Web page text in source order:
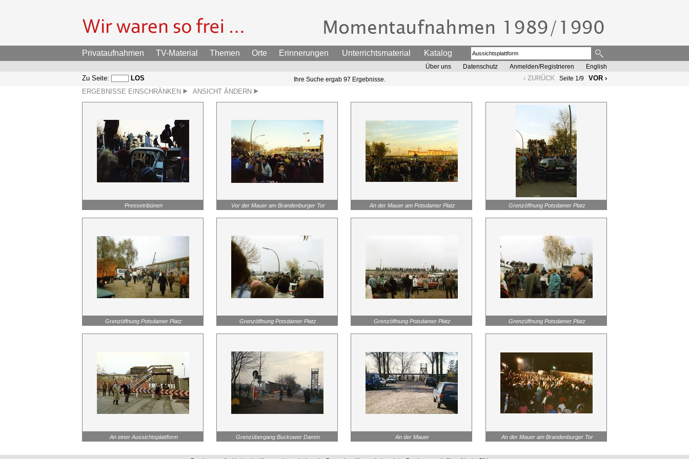
Privataufnahmen TV-Material Themen Orte Erinnerungen Unterrichtsmaterial Katalog
Über uns Datenschutz Anmelden/Registrieren English
‹ ZURÜCK Seite 1/9 VOR ›
Zu Seite: LOS Ihre Suche ergab 97 Ergebnisse.
ERGEBNISSE EINSCHRÄNKEN ANSICHT ÄNDERN
Pressetribünen Vor der Mauer am Brandenburger Tor An der Mauer am Potsdamer Platz Grenzöffnung Potsdamer Platz
Grenzöffnung Potsdamer Platz Grenzöffnung Potsdamer Platz Grenzöffnung Potsdamer Platz Grenzöffnung Potsdamer Platz
An einer Aussichtsplattform Grenzübergang Buckower Damm An der Mauer An der Mauer am Brandenburger Tor